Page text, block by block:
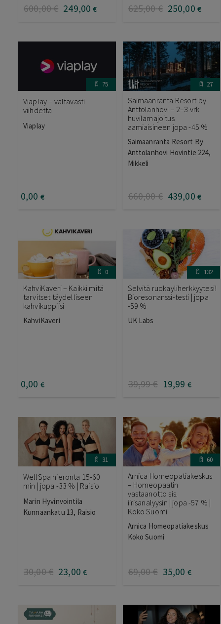
600,00€ 249,00 € 625,00€ 250,00 €
75
Viaplay – valtavasti
viihdettä
Viaplay
0,00 €
27
Saimaanranta Resort by
Anttolanhovi – 2–3 vrk
huvilamajoitus
aamiaisineen jopa -45 %
Saimaanranta Resort By
Anttolanhovi Hovintie 224,
Mikkeli
660,00€ 439,00 €
0
KahviKaveri – Kaikki mitä
tarvitset täydelliseen
kahvikuppiisi
KahviKaveri
0,00 €
132
Selvitä ruokayliherkkyytesi!
Bioresonanssi-testi | jopa
-59 %
UK Labs
39,99€ 19,99 €
31
WellSpa hieronta 15-60
min | jopa -33 % | Raisio
Marin Hyvinvointila
Kunnaankatu 13, Raisio
30,00€ 23,00 €
60
Arnica Homeopatiakeskus
– Homeopaatin
vastaanotto sis.
iirisanalyysin | jopa -57 % |
Koko Suomi
Arnica Homeopatiakeskus
Koko Suomi
69,00€ 35,00 €